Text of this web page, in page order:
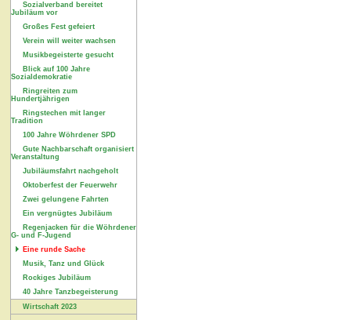
Sozialverband bereitet
Jubiläum vor
Großes Fest gefeiert
Verein will weiter wachsen
Musikbegeisterte gesucht
Blick auf 100 Jahre
Sozialdemokratie
Ringreiten zum
Hundertjährigen
Ringstechen mit langer
Tradition
100 Jahre Wöhrdener SPD
Gute Nachbarschaft organisiert
Veranstaltung
Jubiläumsfahrt nachgeholt
Oktoberfest der Feuerwehr
Zwei gelungene Fahrten
Ein vergnügtes Jubiläum
Regenjacken für die Wöhrdener
G- und F-Jugend
Eine runde Sache
Musik, Tanz und Glück
Rockiges Jubiläum
40 Jahre Tanzbegeisterung
Wirtschaft 2023